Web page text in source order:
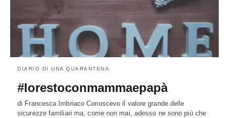
DIARIO DI UNA QUARANTENA
#Iorestoconmammaepapà
di Francesca Imbriaco Conoscevo il valore grande delle
sicurezze familiari ma, come non mai, adesso ne sono più che